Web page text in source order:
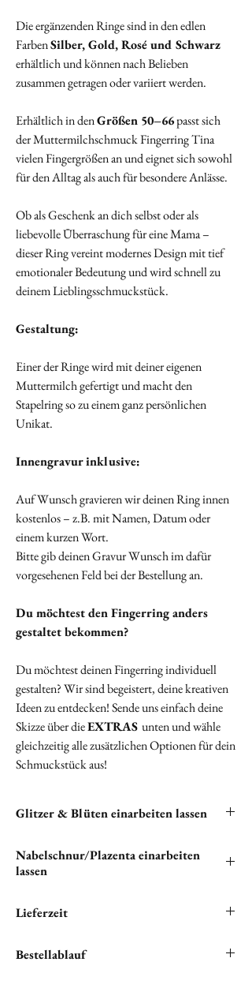
Die ergänzenden Ringe sind in den edlen
FarbenSilber, Gold, Rosé und Schwarz
erhältlich und können nach Belieben
zusammen getragen oder variiert werden.
Erhältlich in denGrößen 50–66passt sich
der Muttermilchschmuck Fingerring Tina
vielen Fingergrößen an und eignet sich sowohl
für den Alltag als auch für besondere Anlässe.
Ob als Geschenk an dich selbst oder als
liebevolle Überraschung für eine Mama –
dieser Ring vereint modernes Design mit tief
emotionaler Bedeutung und wird schnell zu
deinem Lieblingsschmuckstück.
Gestaltung:
Einer der Ringe wird mit deiner eigenen
Muttermilch gefertigt und macht den
Stapelring so zu einem ganz persönlichen
Unikat.
Innengravur inklusive:
Auf Wunsch gravieren wir deinen Ring innen
kostenlos – z.B. mit Namen, Datum oder
einem kurzen Wort.
Bitte gib deinen Gravur Wunsch im dafür
vorgesehenen Feld bei der Bestellung an.
Du möchtest den Fingerring anders
gestaltet bekommen?
Du möchtest deinen Fingerring individuell
gestalten? Wir sind begeistert, deine kreativen
Ideen zu entdecken! Sende uns einfach deine
Skizze über dieEXTRAS unten und wähle
gleichzeitig alle zusätzlichen Optionen für dein
Schmuckstück aus!
Glitzer & Blüten einarbeiten lassen
deine Halskette einarbeiten zu lassen. Bitte
klicken unten auf "
Nabelschnur/Plazenta einarbeiten
lassen
deinem einzigartigen Schmuckstück verewigen
Bitte teile uns unter '
' mit, wie wir
Lieferzeit
schnellstmöglich auf die Reise zu ihnen zu
Bestellablauf